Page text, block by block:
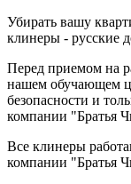
Убирать вашу
клинеры - русские
Перед приемом на
нашем обучающем
безопасности и
компании "Братья
Все клинеры
компании "Братья